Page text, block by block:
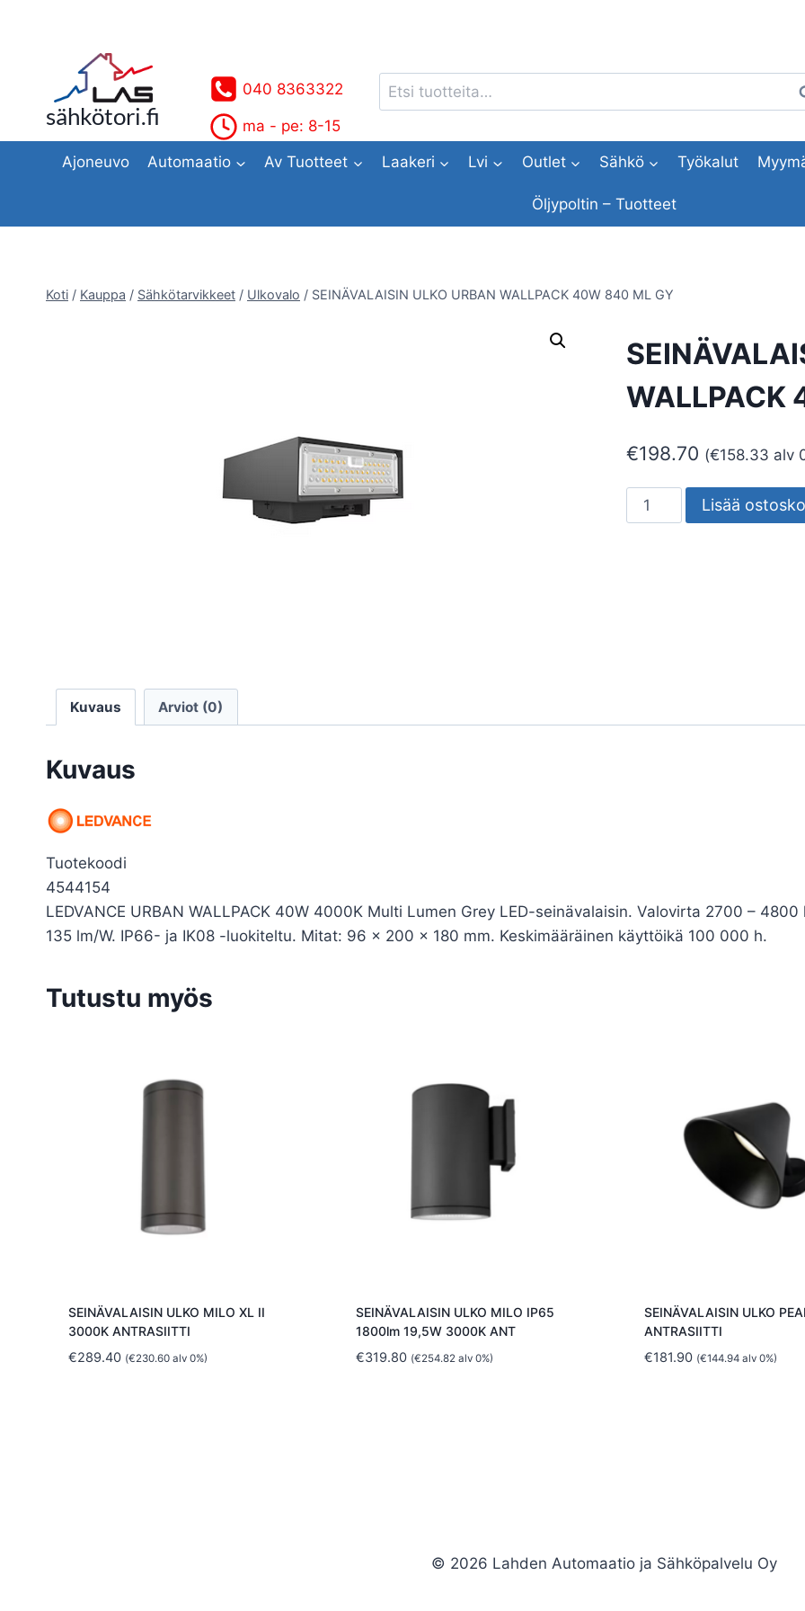
sähkötori.fi
040 8363322
ma - pe: 8-15
Etsi:
Ajoneuvo Automaatio Av Tuotteet Laakeri Lvi Outlet Sähkö Työkalut
Öljypoltin – Tuotteet
Koti / Kauppa / Sähkötarvikkeet / Ulkovalo / SEINÄVALAISIN ULKO URBAN WALLPACK 40W 840 ML GY
WALLPACK
€198.70 (€158.33 alv
SEINÄVALAISIN
ULKO
Lisää
Kuvaus Arviot (0)
Kuvaus
Tuotekoodi
4544154
LEDVANCE URBAN WALLPACK 40W 4000K Multi Lumen Grey LED-seinävalaisin. Valovirta 2700 –
135 lm/W. IP66- ja IK08 -luokiteltu. Mitat: 96 x 200 x 180 mm. Keskimääräinen käyttöikä 100 000 h.
Tutustu myös
SEINÄVALAISIN ULKO MILO XL II
3000K ANTRASIITTI
€289.40 (€230.60alv 0%)
SEINÄVALAISIN ULKO MILO IP65
1800lm 19,5W 3000K ANT
€319.80 (€254.82 alv 0%)
SEINÄVALAISIN ULKO
ANTRASIITTI
€181.90 (€144.94alv 0%)
© 2026 Lahden Automaatio ja Sähköpalvelu Oy